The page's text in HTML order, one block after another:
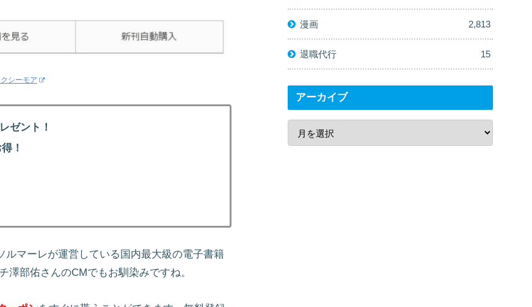
シーモア
ゼント！
！
ルマーレが運営している国内最大級の電子書籍
部佑さんのCMでもお馴染みですね。
漫画 2,813
退職代行 15
アーカイブ